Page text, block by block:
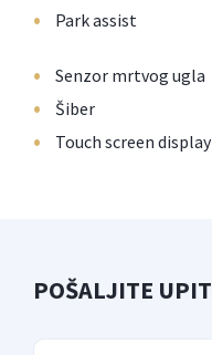
• Park assist
• Senzor mrtvog ugla
• Šiber
• Touch screen display
POŠALJITE UPIT